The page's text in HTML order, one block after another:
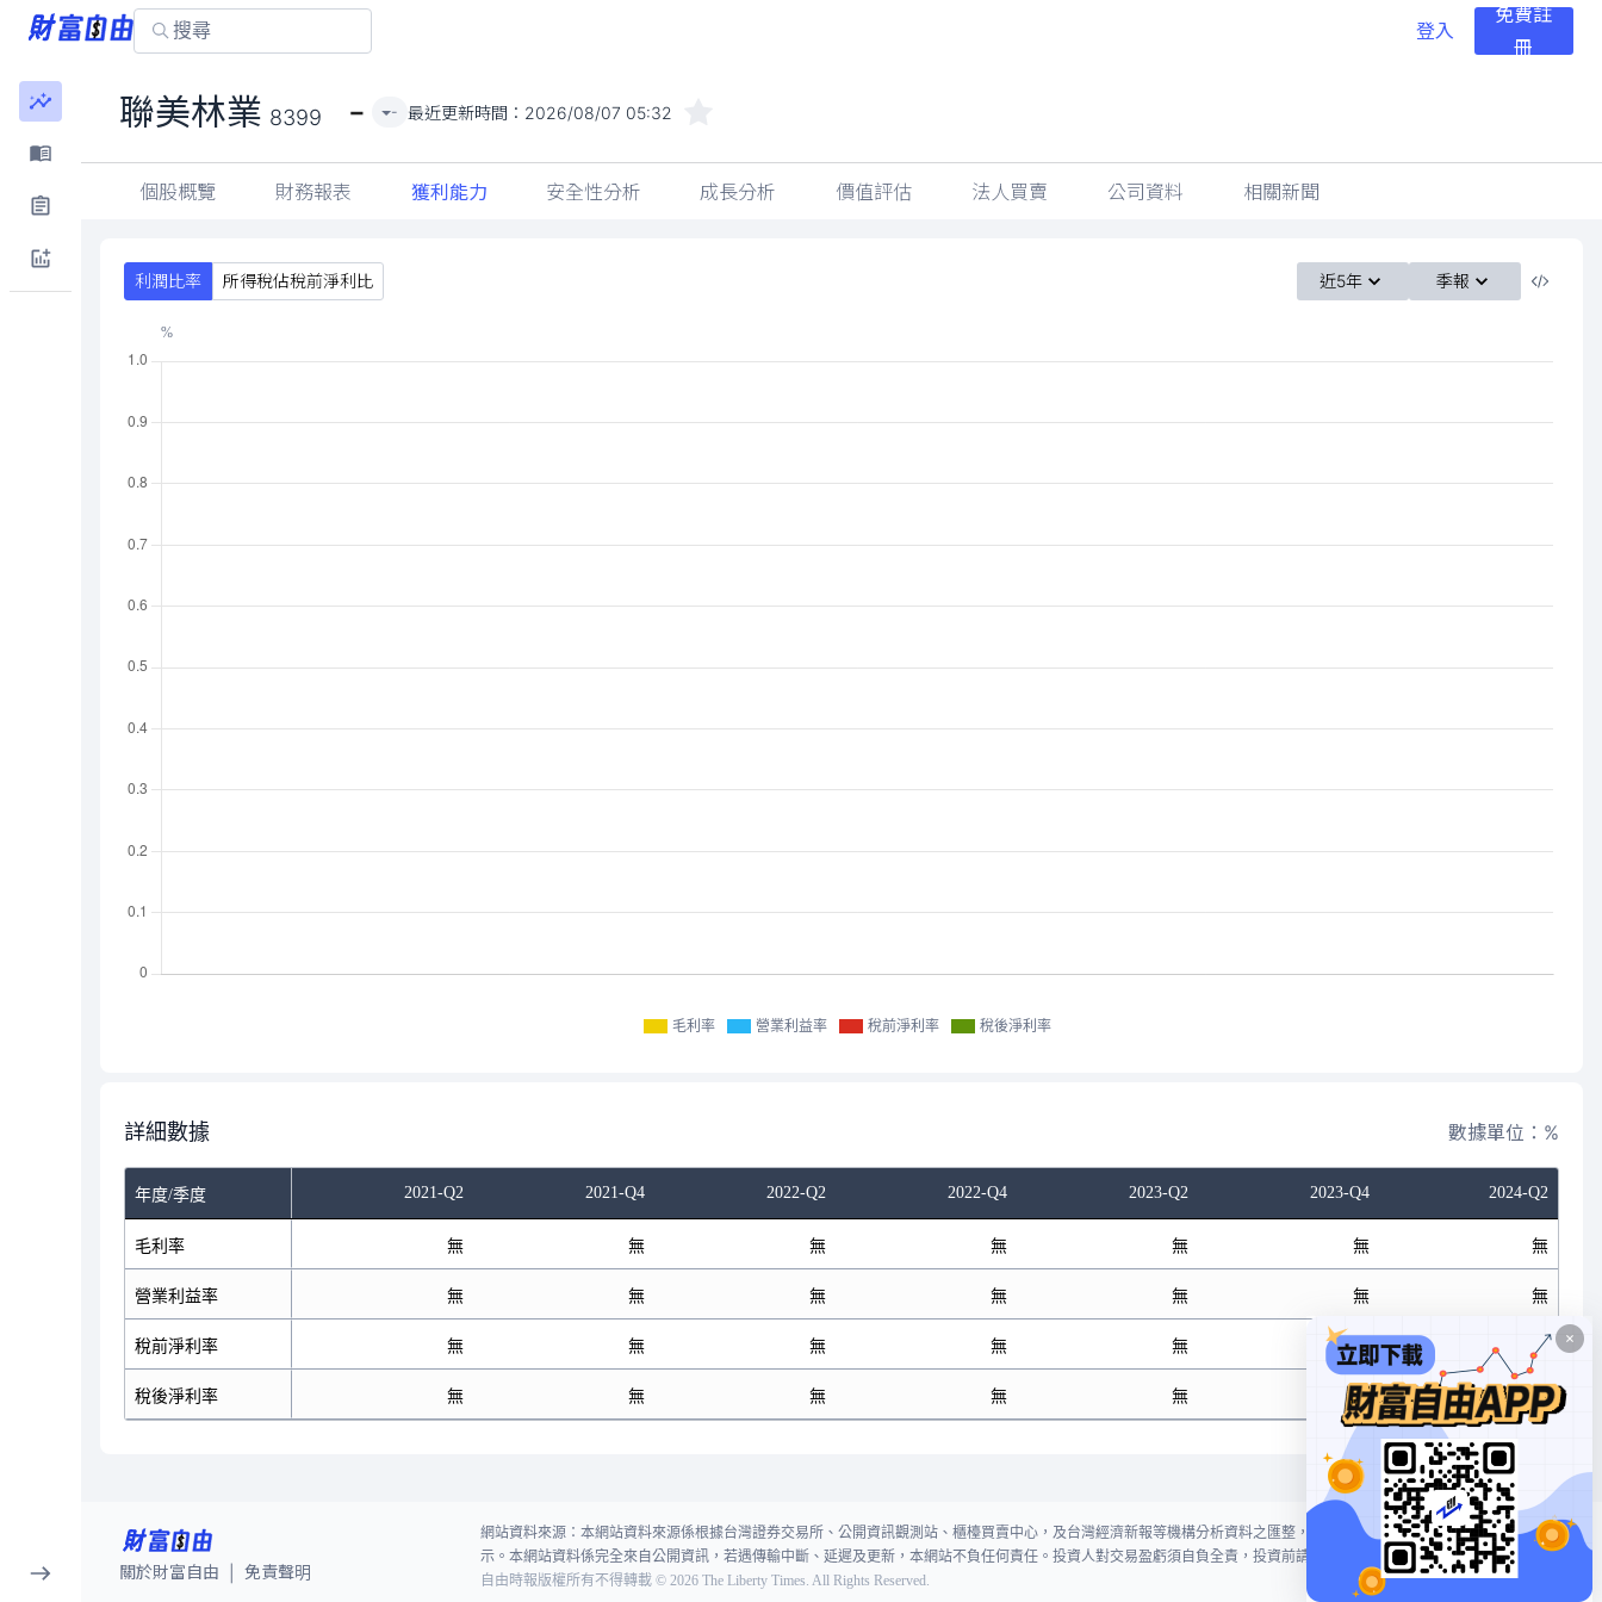
登入
免費註
冊
聯美林業 8399 - - 最近更新時間： 2026/08/07 05:32
個股概覽 財務報表 獲利能力 安全性分析 成長分析 價值評估 法人買賣 公司資料 相關新聞
利潤比率 所得稅佔稅前淨利比 近5年 季報
毛利率 營業利益率 稅前淨利率 稅後淨利率
詳細數據 數據單位：%
年度/季度 2021-Q2 2021-Q4 2022-Q2 2022-Q4 2023-Q2 2023-Q4 2024-Q2
毛利率
營業利益率
稅前淨利率
稅後淨利率
無 無 無 無 無 無 無
無 無 無 無 無 無 無
無 無 無 無 無 無 無
無 無 無 無 無 無 無
關於財富自由 免責聲明
網站資料來源：本網站資料來源係根據台灣證券交易所、公開資訊觀測站、櫃檯買賣中心，及台灣經濟新報等機構分析資料之匯整，本網站對投資人買賣不作任何建議或暗
示。本網站資料係完全來自公開資訊，若遇傳輸中斷、延遲及更新，本網站不負任何責任。投資人對交易盈虧須自負全責，投資前請謹慎評估風險。
自由時報版權所有不得轉載 © 2026 The Liberty Times. All Rights Reserved.